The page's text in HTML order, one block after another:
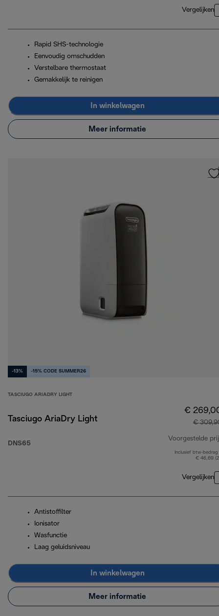
Vergelijken
Rapid SHS-technologie
Eenvoudig omschudden
Verstelbare thermostaat
Gemakkelijk te reinigen
In winkelwagen
Meer informatie
-13% -15% CODE SUMMER26
TASCIUGO ARIADRY LIGHT
Tasciugo AriaDry Light
DNS65
€
€
Voorgestelde
Inclusief btw-bedrag
€ 46,69
Vergelijken
Antistoffilter
Ionisator
Wasfunctie
Laag geluidsniveau
In winkelwagen
Meer informatie